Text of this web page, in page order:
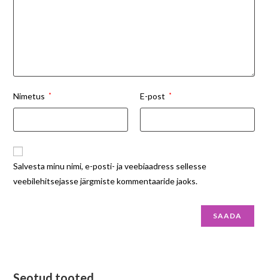
Nimetus * E-post *
Salvesta minu nimi, e-posti- ja veebiaadress sellesse
veebilehitsejasse järgmiste kommentaaride jaoks.